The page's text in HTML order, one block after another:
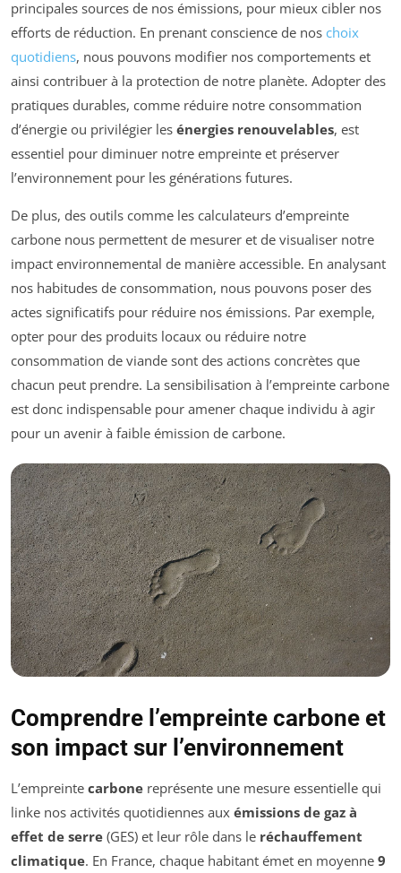
principales sources de nos émissions, pour mieux cibler nos
efforts de réduction. En prenant conscience de nos choix
quotidiens, nous pouvons modifier nos comportements et
ainsi contribuer à la protection de notre planète. Adopter des
pratiques durables, comme réduire notre consommation
d’énergie ou privilégier les énergies renouvelables, est
essentiel pour diminuer notre empreinte et préserver
l’environnement pour les générations futures.
De plus, des outils comme les calculateurs d’empreinte
carbone nous permettent de mesurer et de visualiser notre
impact environnemental de manière accessible. En analysant
nos habitudes de consommation, nous pouvons poser des
actes significatifs pour réduire nos émissions. Par exemple,
opter pour des produits locaux ou réduire notre
consommation de viande sont des actions concrètes que
chacun peut prendre. La sensibilisation à l’empreinte carbone
est donc indispensable pour amener chaque individu à agir
pour un avenir à faible émission de carbone.
Comprendre l’empreinte carbone et
son impact sur l’environnement
L’empreinte carbone représente une mesure essentielle qui
linke nos activités quotidiennes aux émissions de gaz à
effet de serre (GES) et leur rôle dans le réchauffement
climatique. En France, chaque habitant émet en moyenne 9